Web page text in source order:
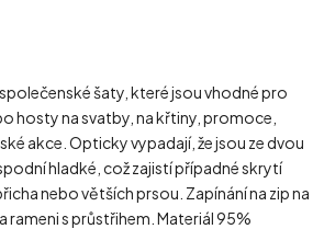
šaty, které jsou vhodné pro
hosty na svatby, na křtiny, promoce,
akce. Opticky vypadají, že jsou ze dvou
hladké, což zajistí případné skrytí
nebo větších prsou. Zapínání na zip na
rameni s průstřihem. Materiál 95%